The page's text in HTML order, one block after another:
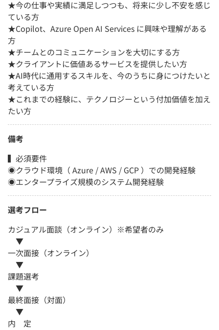
★今の仕事や実績に満足しつつも、将来に少し不安を感じ
ている方
★Copilot、Azure Open AI Services に興味や理解がある
方
★チームとのコミュニケーションを大切にする方
★クライアントに価値あるサービスを提供したい方
★AI時代に通用するスキルを、今のうちに身につけたいと
考えている方
★これまでの経験に、テクノロジーという付加価値を加え
たい方
備考
▍必須要件
◉クラウド環境（ Azure / AWS / GCP ）での開発経験
◉エンタープライズ規模のシステム開発経験
選考フロー
カジュアル面談（オンライン）※希望者のみ
▼
一次面接（オンライン）
▼
課題選考
▼
最終面接（対面）
▼
内 定